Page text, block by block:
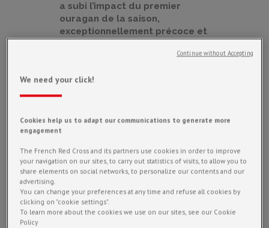
a subi l’impact du premier
ouragan de la saison,
exceptionnellement précoce et
catastrophique » par le Centre
national américain des
allant jusqu’à 270 km/h. Afin de
venir rapidement en aide aux
catastrophe, la Croix-Rouge
française a lancé, le 4 juillet, un
après la catastrophe, les
équipes sont toujours sur le
We need your click!
Cookies help us to adapt our communications to generate more
engagement
The French Red Cross and its partners use cookies in order to improve
your navigation on our sites, to carry out statistics of visits, to allow you to
share elements on social networks, to personalize our contents and our
advertising.
You can change your preferences at any time and refuse all cookies by
clicking on "cookie settings".
To learn more about the cookies we use on our sites, see our Cookie
Policy
Continue without Accepting